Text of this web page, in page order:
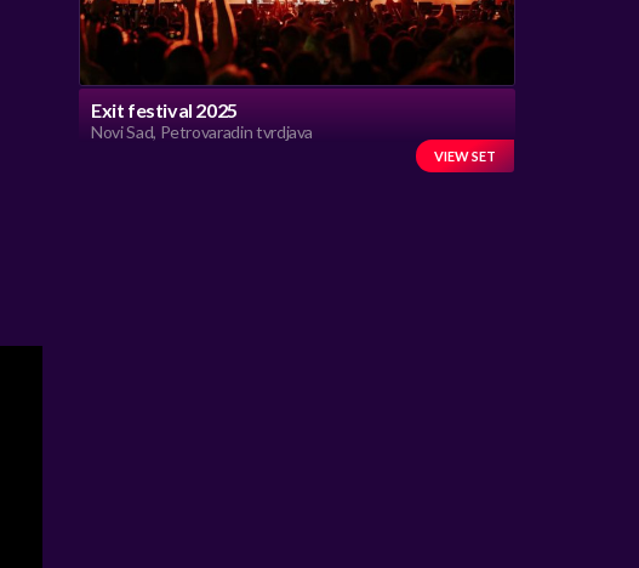
Exit festival 2025
Novi Sad, Petrovaradin tvrdjava
VIEW SET